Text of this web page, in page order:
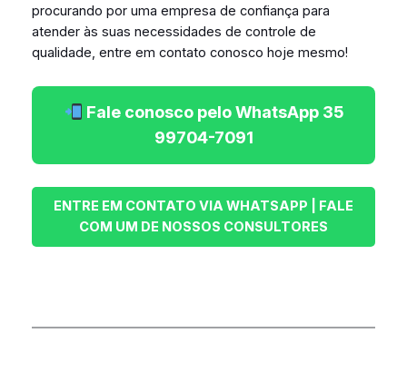
procurando por uma empresa de confiança para
atender às suas necessidades de controle de
qualidade, entre em contato conosco hoje mesmo!
Fale conosco pelo WhatsApp 35
99704-7091